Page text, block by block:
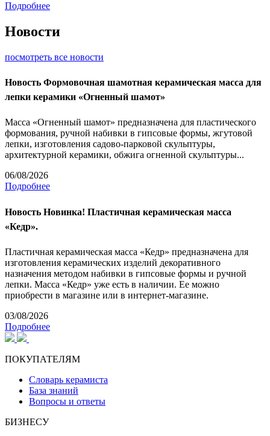
Подробнее
Новости
посмотреть все новости
Новость Формовочная шамотная керамическая масса для
лепки керамики «Огненный шамот»
Масса «Огненный шамот» предназначена для пластического
формования, ручной набивки в гипсовые формы, жгутовой
лепки, изготовления садово-парковой скульптуры,
архитектурной керамики, обжига огненной скульптуры...
06/08/2026
Подробнее
Новость Новинка! Пластичная керамическая масса
«Кедр».
Пластичная керамическая масса «Кедр» предназначена для
изготовления керамических изделий декоративного
назначения методом набивки в гипсовые формы и ручной
лепки. Масса «Кедр» уже есть в наличии. Ее можно
приобрести в магазине или в интернет-магазине.
03/08/2026
Подробнее
ПОКУПАТЕЛЯМ
Словарь керамиста
База знаний
Вопросы и ответы
БИЗНЕСУ